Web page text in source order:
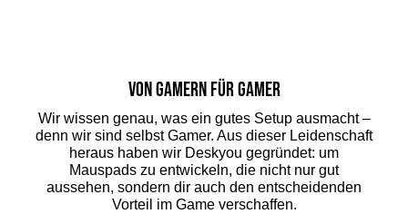
Von Gamern für Gamer
Wir wissen genau, was ein gutes Setup ausmacht –
denn wir sind selbst Gamer. Aus dieser Leidenschaft
heraus haben wir Deskyou gegründet: um
Mauspads zu entwickeln, die nicht nur gut
aussehen, sondern dir auch den entscheidenden
Vorteil im Game verschaffen.